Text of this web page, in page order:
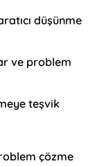
düşünme
ve problem
teşvik
çözme